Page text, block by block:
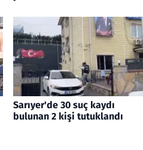
Sarıyer'de 30 suç kaydı
bulunan 2 kişi tutuklandı